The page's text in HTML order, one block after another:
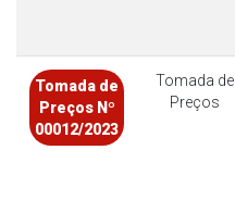
Tomada de
Preços Nº
00012/2023
Tomada de
Preços